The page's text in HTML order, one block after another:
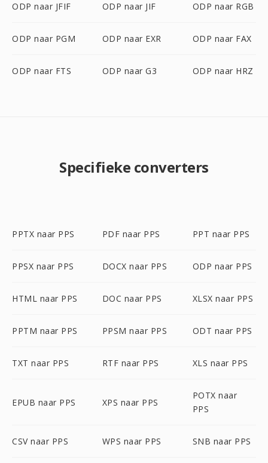
ODP naar JFIF ODP naar JIF ODP naar RGB
ODP naar PGM ODP naar EXR ODP naar FAX
ODP naar FTS ODP naar G3 ODP naar HRZ
Specifieke converters
PPTX naar PPS PDF naar PPS PPT naar PPS
PPSX naar PPS DOCX naar PPS ODP naar PPS
HTML naar PPS DOC naar PPS XLSX naar PPS
PPTM naar PPS PPSM naar PPS ODT naar PPS
TXT naar PPS RTF naar PPS XLS naar PPS
EPUB naar PPS XPS naar PPS
POTX naar
PPS
CSV naar PPS WPS naar PPS SNB naar PPS